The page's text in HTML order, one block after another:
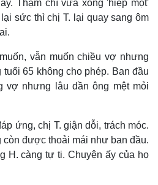
Thậm chí vừa xong 'hiệp một'
sức thì chị T. lại quay sang ôm
vẫn muốn chiều vợ nhưng
65 không cho phép. Ban đầu
vợ nhưng lâu dần ông mệt mỏi
ứng, chị T. giận dỗi, trách móc.
còn được thoải mái như ban đầu.
H. càng tự ti. Chuyện ấy của họ